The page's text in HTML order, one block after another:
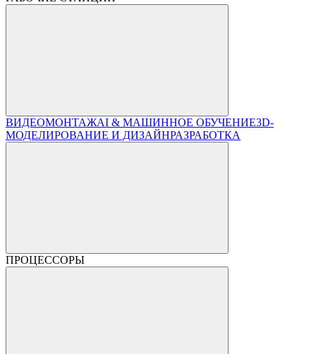
ВИДЕОМОНТАЖAI & МАШИННОЕ ОБУЧЕНИЕ3D-
МОДЕЛИРОВАНИЕ И ДИЗАЙНРАЗРАБОТКА
ПРОЦЕССОРЫ